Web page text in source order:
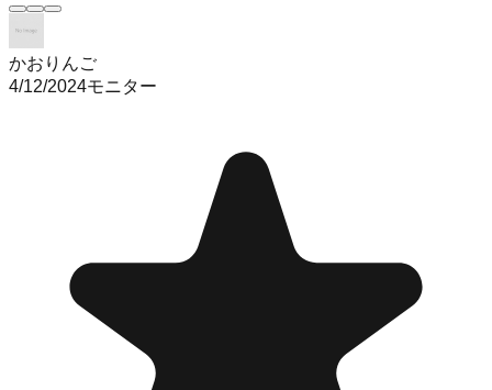
かおりんご
4/12/2024モニター